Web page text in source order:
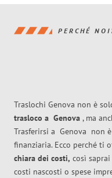
PERCHÉ
Traslochi Genova non è
trasloco a Genova , ma
Trasferirsi a Genova non
finanziaria. Ecco perché ti
chiara dei costi, così
costi nascosti o spese